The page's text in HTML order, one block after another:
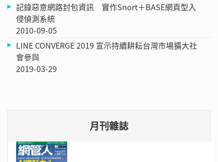
記錄惡意網路封包資訊 實作Snort＋BASE網頁型入
侵偵測系統
2010-09-05
LINE CONVERGE 2019 宣示持續耕耘台灣市場擴大社
會參與
2019-03-29
月刊雜誌